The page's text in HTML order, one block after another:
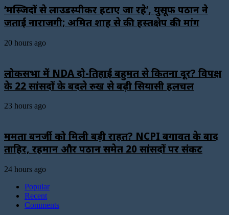
‘मस्जिदों से लाउडस्पीकर हटाए जा रहे’, युसूफ पठान ने
जताई नाराजगी; अमित शाह से की हस्तक्षेप की मांग
20 hours ago
लोकसभा में NDA दो-तिहाई बहुमत से कितना दूर? विपक्ष
के 22 सांसदों के बदले रुख से बढ़ी सियासी हलचल
23 hours ago
ममता बनर्जी को मिली बड़ी राहत? NCPI बगावत के बाद
ताहिर, रहमान और पठान समेत 20 सांसदों पर संकट
24 hours ago
Popular
Recent
Comments